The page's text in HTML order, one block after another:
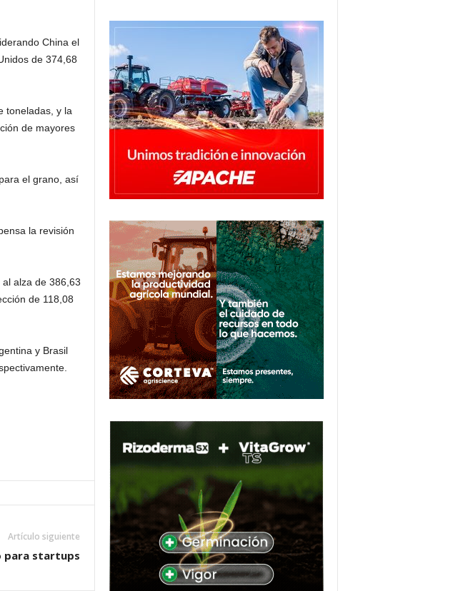
China el
de 374,68
toneladas, y la
de mayores
el grano, así
la revisión
alza de 386,63
de 118,08
y Brasil
Artículo siguiente
para startups